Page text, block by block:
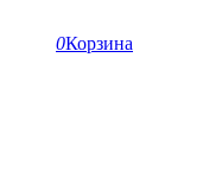
0Корзина